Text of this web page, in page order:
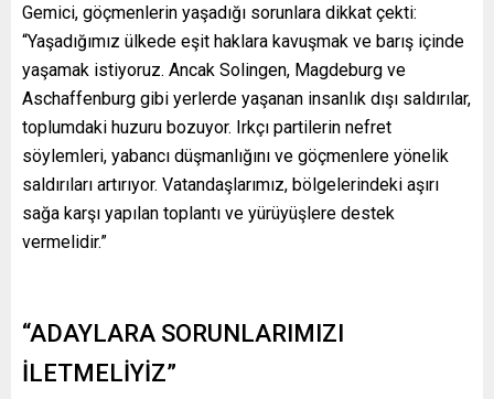
Gemici, göçmenlerin yaşadığı sorunlara dikkat çekti:
“Yaşadığımız ülkede eşit haklara kavuşmak ve barış içinde
yaşamak istiyoruz. Ancak Solingen, Magdeburg ve
Aschaffenburg gibi yerlerde yaşanan insanlık dışı saldırılar,
toplumdaki huzuru bozuyor. Irkçı partilerin nefret
söylemleri, yabancı düşmanlığını ve göçmenlere yönelik
saldırıları artırıyor. Vatandaşlarımız, bölgelerindeki aşırı
sağa karşı yapılan toplantı ve yürüyüşlere destek
vermelidir.”
“ADAYLARA SORUNLARIMIZI
İLETMELİYİZ”